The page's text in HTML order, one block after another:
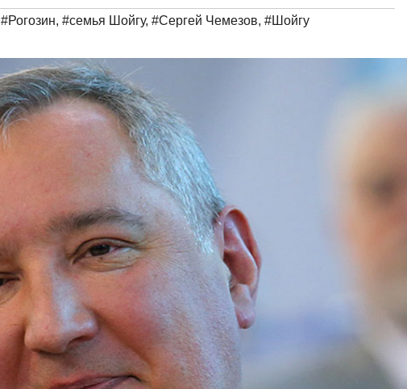
#Рогозин, #семья Шойгу, #Сергей Чемезов, #Шойгу